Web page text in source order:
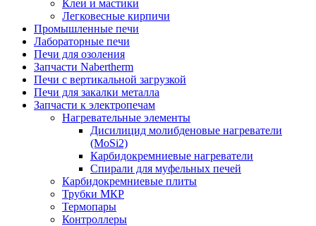
Клеи и мастики
Легковесные кирпичи
Промышленные печи
Лабораторные печи
Печи для озоления
Запчасти Nabertherm
Печи с вертикальной загрузкой
Печи для закалки металла
Запчасти к электропечам
Нагревательные элементы
Дисилицид молибденовые нагреватели
(MoSi2)
Карбидокремниевые нагреватели
Спирали для муфельных печей
Карбидокремниевые плиты
Трубки МКР
Термопары
Контроллеры